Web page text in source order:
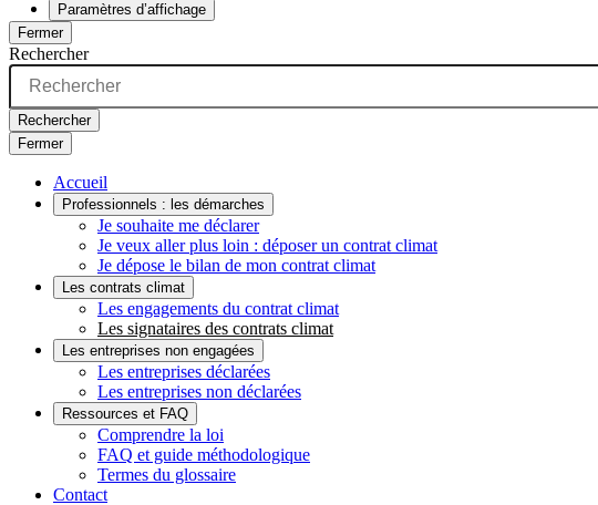
Paramètres d’affichage
Fermer
Rechercher
Rechercher
Fermer
Accueil
Professionnels : les démarches
Je souhaite me déclarer
Je veux aller plus loin : déposer un contrat climat
Je dépose le bilan de mon contrat climat
Les contrats climat
Les engagements du contrat climat
Les signataires des contrats climat
Les entreprises non engagées
Les entreprises déclarées
Les entreprises non déclarées
Ressources et FAQ
Comprendre la loi
FAQ et guide méthodologique
Termes du glossaire
Contact